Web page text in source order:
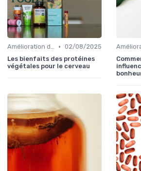
Amélioration de l'humeur • 02/08/2025
Les bienfaits des protéines
végétales pour le cerveau